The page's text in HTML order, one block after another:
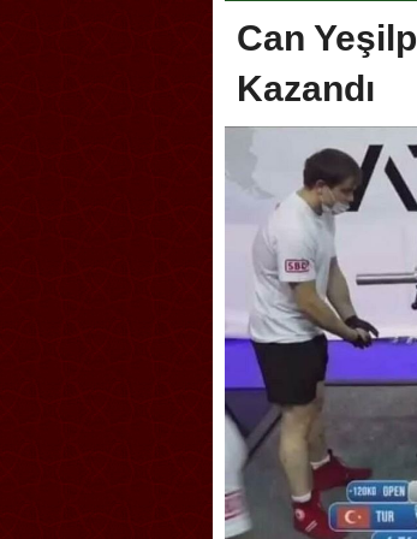
Can
Kazandı
Geleneksel Türk Okçuluğu
Askerlik
karıştırdı!